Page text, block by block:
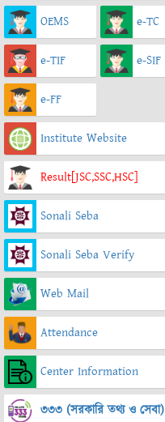
OEMS e-TC
e-TIF e-SIF
e-FF
Institute Website
Result[JSC,SSC,HSC]
Sonali Seba
Sonali Seba Verify
Web Mail
Attendance
Center Information
৩৩৩ (সরকারি তথ্য ও সেবা)